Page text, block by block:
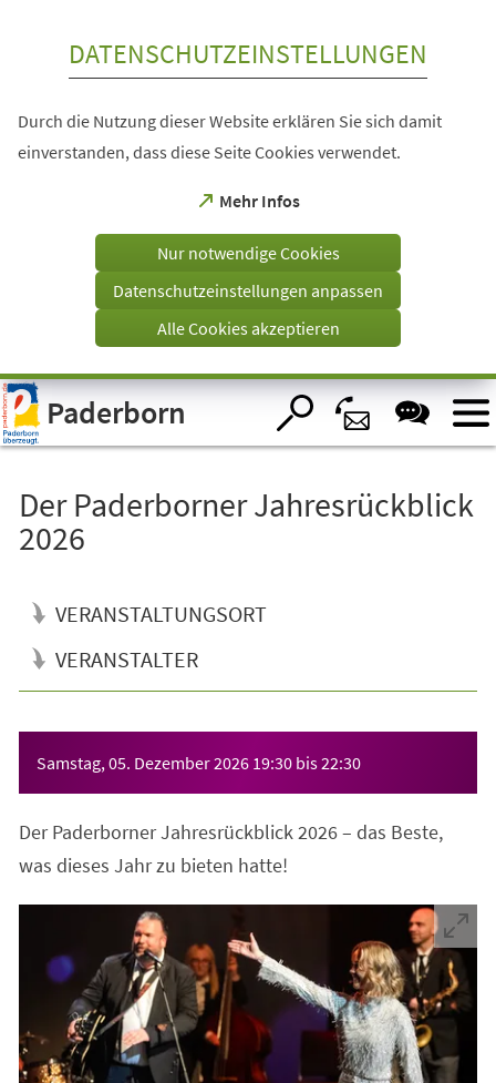
Visuelle
Assistenzsoftware
öffnen.
DATENSCHUTZEINSTELLUNGEN
Durch die Nutzung dieser Website erklären Sie sich damit
einverstanden, dass diese Seite Cookies verwendet.
Mehr Infos
(Öffnet
einem
Tab)
Nur notwendige Cookies
Datenschutzeinstellungen anpassen
Alle Cookies akzeptieren
Paderborn
Der Paderborner Jahresrückblick
2026
VERANSTALTUNGSORT
VERANSTALTER
Samstag, 05. Dezember 2026 19:30 bis22:30
Der Paderborner Jahresrückblick 2026 – das Beste,
was dieses Jahr zu bieten hatte!